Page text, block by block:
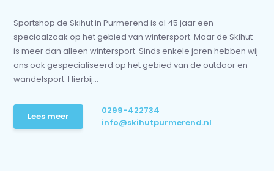
Sportshop de Skihut in Purmerend is al 45 jaar een
speciaalzaak op het gebied van wintersport. Maar de Skihut
is meer dan alleen wintersport. Sinds enkele jaren hebben wij
ons ook gespecialiseerd op het gebied van de outdoor en
wandelsport. Hierbij...
Lees meer
0299-422734
info@skihutpurmerend.nl